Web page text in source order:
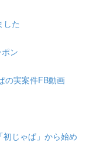
した
ン
の実案件FB動画
初じゃぱ」から始め